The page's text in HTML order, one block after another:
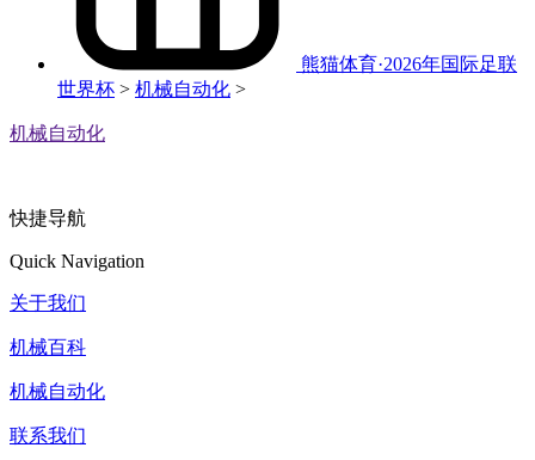
熊猫体育·2026年国际足联
世界杯 > 机械自动化 >
机械自动化
快捷导航
Quick Navigation
关于我们
机械百科
机械自动化
联系我们